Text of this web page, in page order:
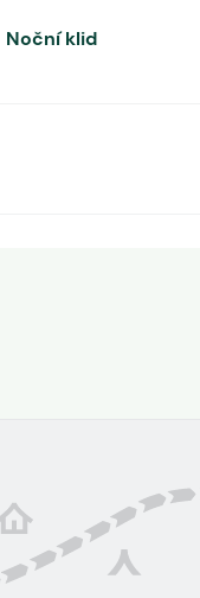
Noční klid